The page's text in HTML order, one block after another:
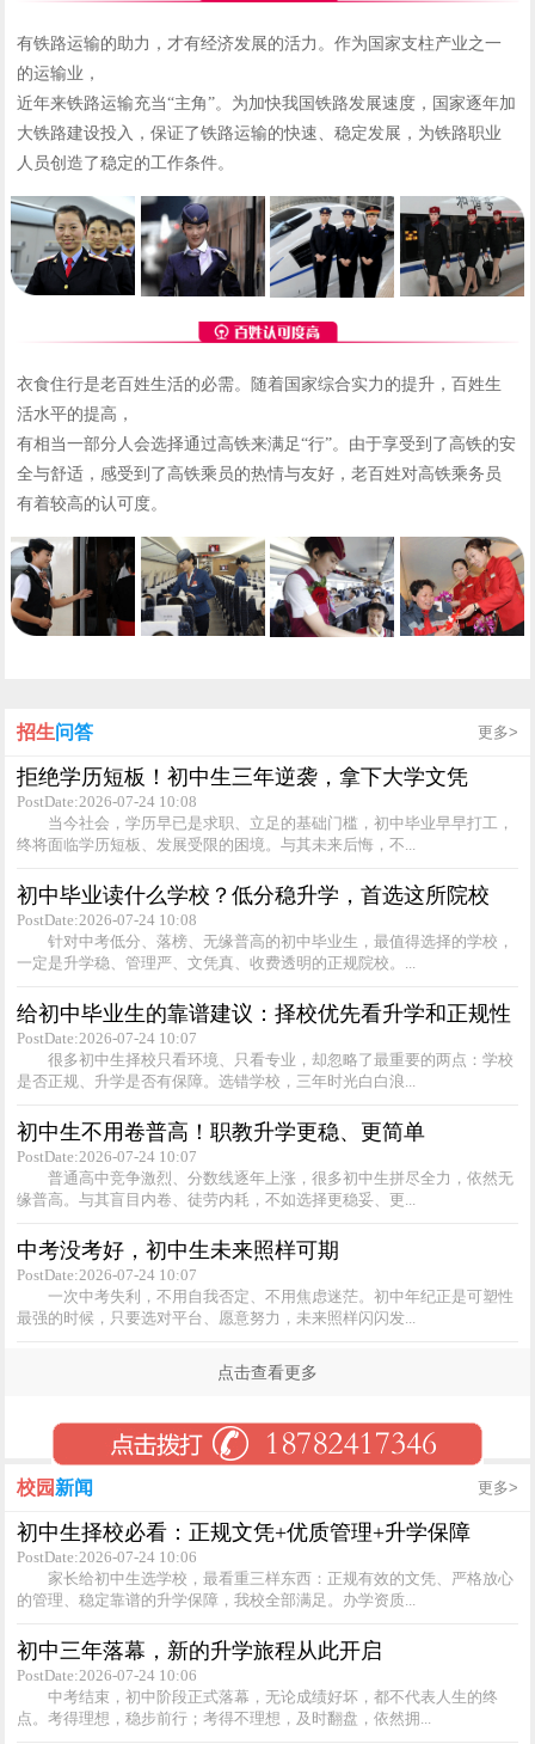
有铁路运输的助力，才有经济发展的活力。作为国家支柱产业之一
的运输业，
近年来铁路运输充当“主角”。为加快我国铁路发展速度，国家逐年加
大铁路建设投入，保证了铁路运输的快速、稳定发展，为铁路职业
人员创造了稳定的工作条件。
衣食住行是老百姓生活的必需。随着国家综合实力的提升，百姓生
活水平的提高，
有相当一部分人会选择通过高铁来满足“行”。由于享受到了高铁的安
全与舒适，感受到了高铁乘员的热情与友好，老百姓对高铁乘务员
有着较高的认可度。
招生问答 更多>
拒绝学历短板！初中生三年逆袭，拿下大学文凭
PostDate:2026-07-24 10:08
当今社会，学历早已是求职、立足的基础门槛，初中毕业早早打工，
终将面临学历短板、发展受限的困境。与其未来后悔，不...
初中毕业读什么学校？低分稳升学，首选这所院校
PostDate:2026-07-24 10:08
针对中考低分、落榜、无缘普高的初中毕业生，最值得选择的学校，
一定是升学稳、管理严、文凭真、收费透明的正规院校。...
给初中毕业生的靠谱建议：择校优先看升学和正规性
PostDate:2026-07-24 10:07
很多初中生择校只看环境、只看专业，却忽略了最重要的两点：学校
是否正规、升学是否有保障。选错学校，三年时光白白浪...
初中生不用卷普高！职教升学更稳、更简单
PostDate:2026-07-24 10:07
普通高中竞争激烈、分数线逐年上涨，很多初中生拼尽全力，依然无
缘普高。与其盲目内卷、徒劳内耗，不如选择更稳妥、更...
中考没考好，初中生未来照样可期
PostDate:2026-07-24 10:07
一次中考失利，不用自我否定、不用焦虑迷茫。初中年纪正是可塑性
最强的时候，只要选对平台、愿意努力，未来照样闪闪发...
点击查看更多
校园 新闻 更多>
初中生择校必看：正规文凭+优质管理+升学保障
PostDate:2026-07-24 10:06
家长给初中生选学校，最看重三样东西：正规有效的文凭、严格放心
的管理、稳定靠谱的升学保障，我校全部满足。办学资质...
初中三年落幕，新的升学旅程从此开启
PostDate:2026-07-24 10:06
中考结束，初中阶段正式落幕，无论成绩好坏，都不代表人生的终
点。考得理想，稳步前行；考得不理想，及时翻盘，依然拥...